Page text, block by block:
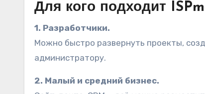
Для кого подходит
1. Разработчики.
Можно быстро развернуть проекты,
администратору.
2. Малый и средний бизнес.